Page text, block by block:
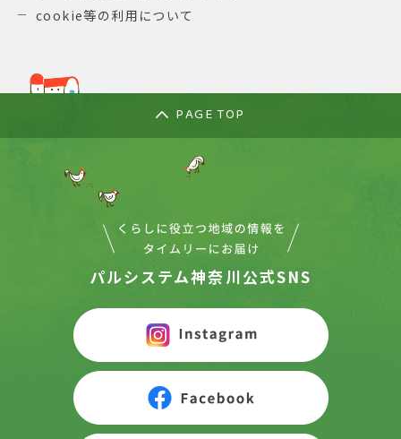
cookie等の利用について
PAGE TOP
パルシステム神奈川公式SNS